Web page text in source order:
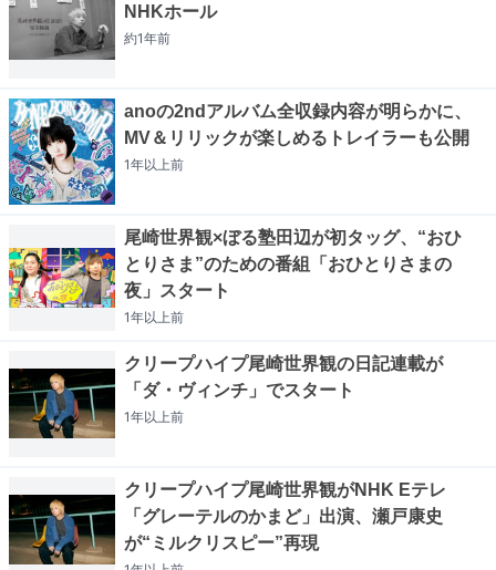
NHKホール
約1年前
anoの2ndアルバム全収録内容が明らかに、
MV＆リリックが楽しめるトレイラーも公開
1年以上前
尾崎世界観×ぼる塾田辺が初タッグ、“おひ
とりさま”のための番組「おひとりさまの
夜」スタート
1年以上前
クリープハイプ尾崎世界観の日記連載が
「ダ・ヴィンチ」でスタート
1年以上前
クリープハイプ尾崎世界観がNHK Eテレ
「グレーテルのかまど」出演、瀬戸康史
が“ミルクリスピー”再現